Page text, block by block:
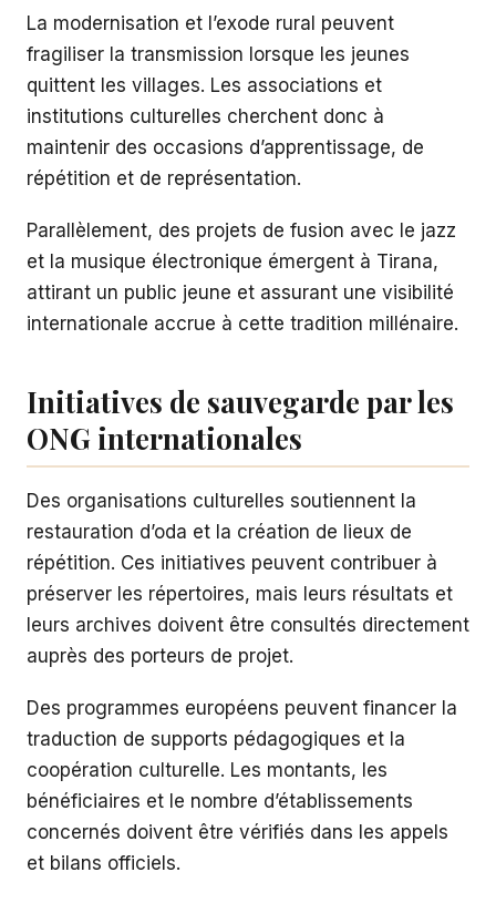
La modernisation et l’exode rural peuvent
fragiliser la transmission lorsque les jeunes
quittent les villages. Les associations et
institutions culturelles cherchent donc à
maintenir des occasions d’apprentissage, de
répétition et de représentation.
Parallèlement, des projets de fusion avec le jazz
et la musique électronique émergent à Tirana,
attirant un public jeune et assurant une visibilité
internationale accrue à cette tradition millénaire.
Initiatives de sauvegarde par les
ONG internationales
Des organisations culturelles soutiennent la
restauration d’oda et la création de lieux de
répétition. Ces initiatives peuvent contribuer à
préserver les répertoires, mais leurs résultats et
leurs archives doivent être consultés directement
auprès des porteurs de projet.
Des programmes européens peuvent financer la
traduction de supports pédagogiques et la
coopération culturelle. Les montants, les
bénéficiaires et le nombre d’établissements
concernés doivent être vérifiés dans les appels
et bilans officiels.